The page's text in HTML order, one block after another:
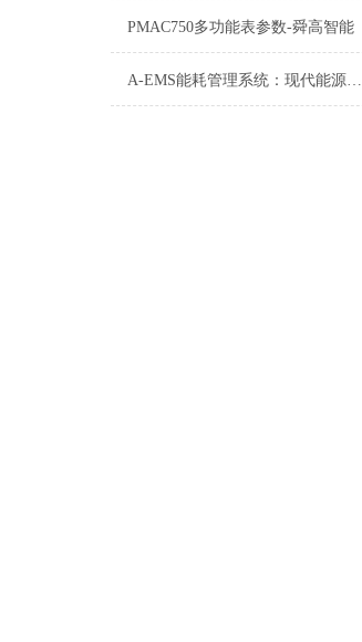
PMAC750多功能表参数-舜高智能
A-EMS能耗管理系统：现代能源管理的智慧之选